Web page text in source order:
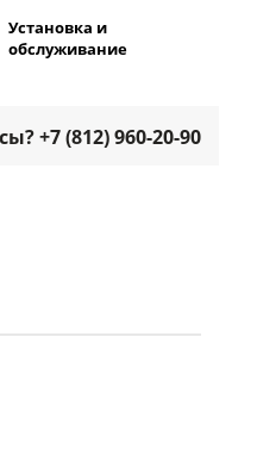
Установка и
обслуживание
+7 (812) 960-20-90